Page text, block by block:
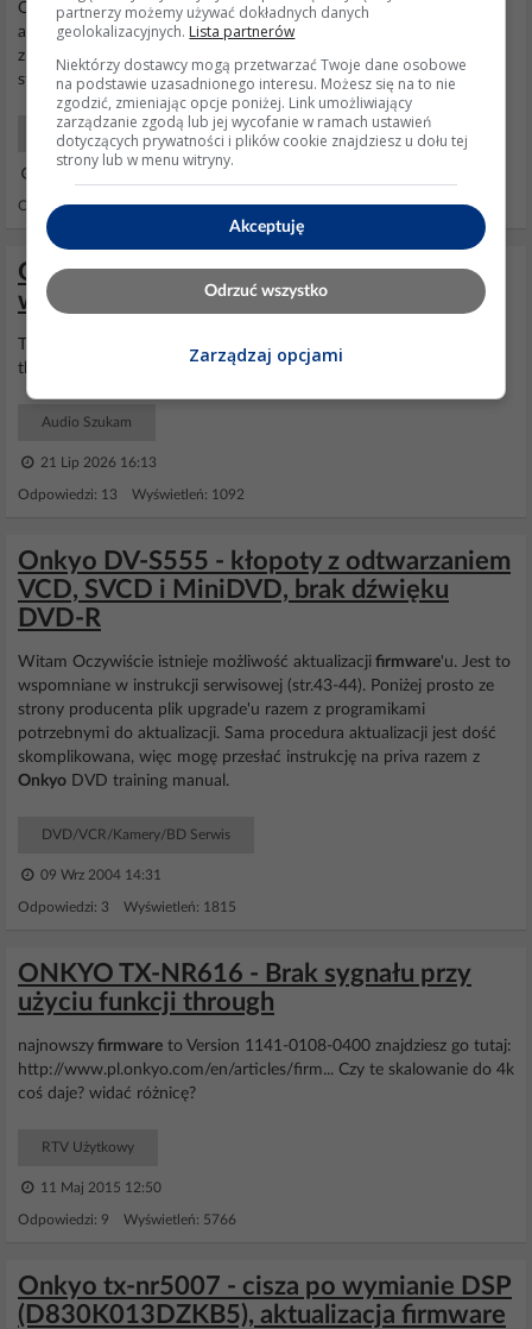
OK jak port USB czyta pamięć to jest nieźle.Pobierz najnowsze
aktualizacje oprogramowania układowego ze strony producenta i
zrób ręczny update.Napisz czy coś się zmieniło?Poniżej link do
strony https://www.intl.onkyo.com/support/firmw...
Audio Początkujący
07 Gru 2019 13:34
Odpowiedzi: 8 Wyświetleń: 1698
Gdzie znaleźć firmware i DSP do
wzmacniacza Pioneer SC-LX 75?
Thank you a lot sir! I will test them after I've done some work on
the Toshiba nand ship for the Onkyo tx-nr818
Audio Szukam
21 Lip 2026 16:13
Odpowiedzi: 13 Wyświetleń: 1092
Onkyo DV-S555 - kłopoty z odtwarzaniem
VCD, SVCD i MiniDVD, brak dźwięku
DVD-R
Witam Oczywiście istnieje możliwość aktualizacji firmware'u. Jest to
wspomniane w instrukcji serwisowej (str.43-44). Poniżej prosto ze
strony producenta plik upgrade'u razem z programikami
potrzebnymi do aktualizacji. Sama procedura aktualizacji jest dość
skomplikowana, więc mogę przesłać instrukcję na priva razem z
Onkyo DVD training manual.
DVD/VCR/Kamery/BD Serwis
09 Wrz 2004 14:31
Odpowiedzi: 3 Wyświetleń: 1815
ONKYO TX-NR616 - Brak sygnału przy
użyciu funkcji through
najnowszy firmware to Version 1141-0108-0400 znajdziesz go tutaj:
http://www.pl.onkyo.com/en/articles/firm... Czy te skalowanie do 4k
coś daje? widać różnicę?
RTV Użytkowy
11 Maj 2015 12:50
Odpowiedzi: 9 Wyświetleń: 5766
Onkyo tx-nr5007 - cisza po wymianie DSP
(D830K013DZKB5), aktualizacja firmware
partnerzy możemy używać dokładnych danych
geolokalizacyjnych. Lista partnerów
Niektórzy dostawcy mogą przetwarzać Twoje dane osobowe
na podstawie uzasadnionego interesu. Możesz się na to nie
zgodzić, zmieniając opcje poniżej. Link umożliwiający
zarządzanie zgodą lub jej wycofanie w ramach ustawień
dotyczących prywatności i plików cookie znajdziesz u dołu tej
strony lub w menu witryny.
Akceptuję
Odrzuć wszystko
Zarządzaj opcjami